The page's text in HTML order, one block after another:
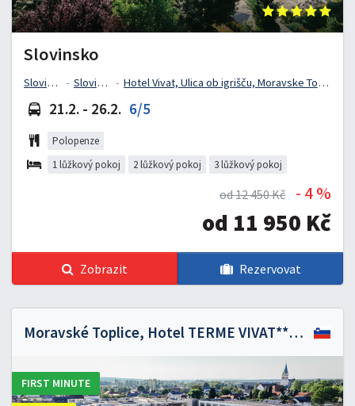
Slovinsko
Slovinsko Slovinsko Hotel Vivat, Ulica ob igrišču, Moravske Toplice, Slovinsko
21.2. - 26.2. 6/5
Polopenze
1 lůžkový pokoj
2 lůžkový pokoj 3 lůžkový pokoj
od 12 450 Kč - 4 %
od 11 950 Kč
Zobrazit Rezervovat
Moravské Toplice, Hotel TERME VIVAT*****
FIRST MINUTE